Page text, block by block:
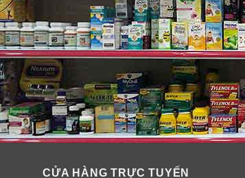
CỬA HÀNG TRỰC TUYẾN